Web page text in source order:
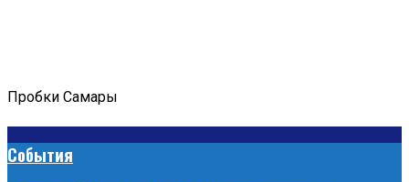
Пробки Самары
События